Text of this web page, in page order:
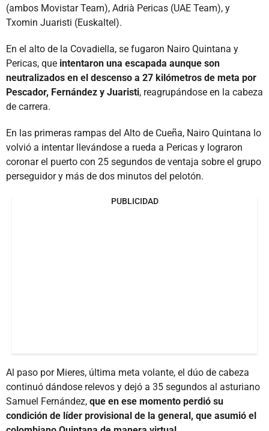
(ambos Movistar Team), Adrià Pericas (UAE Team), y
Txomin Juaristi (Euskaltel).
En el alto de la Covadiella, se fugaron Nairo Quintana y
Pericas, que intentaron una escapada aunque son
neutralizados en el descenso a 27 kilómetros de meta por
Pescador, Fernández y Juaristi, reagrupándose en la cabeza
de carrera.
En las primeras rampas del Alto de Cueña, Nairo Quintana lo
volvió a intentar llevándose a rueda a Pericas y lograron
coronar el puerto con 25 segundos de ventaja sobre el grupo
perseguidor y más de dos minutos del pelotón.
PUBLICIDAD
Al paso por Mieres, última meta volante, el dúo de cabeza
continuó dándose relevos y dejó a 35 segundos al asturiano
Samuel Fernández, que en ese momento perdió su
condición de líder provisional de la general, que asumió el